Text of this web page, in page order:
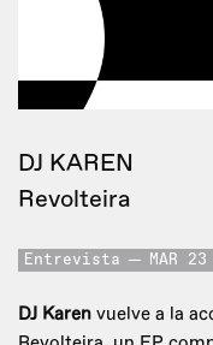
DJ KAREN
Revolteira
Entrevista MAR
DJ Karen vuelve a la